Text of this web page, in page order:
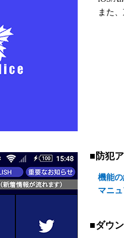
また
■防犯
機能
マニ
■ダウ